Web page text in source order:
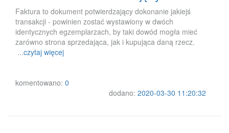
Faktura to dokument potwierdzający dokonanie jakiejś
transakcji - powinien zostać wystawiony w dwóch
identycznych egzemplarzach, by taki dowód mogła mieć
zarówno strona sprzedająca, jak i kupująca daną rzecz.
...czytaj więcej
komentowano: 0
dodano: 2020-03-30 11:20:32